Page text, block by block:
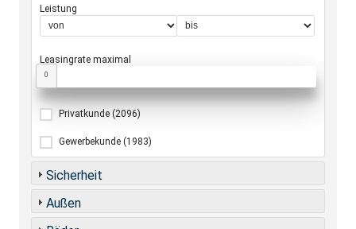
Leistung
Leasingrate maximal
0
Privatkunde (2096)
Gewerbekunde (1983)
Sicherheit
Außen